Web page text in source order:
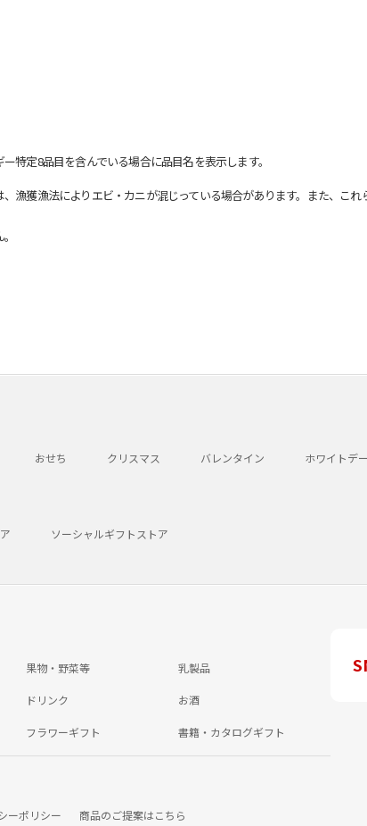
特定8品目を含んでいる場合に品目名を表示します。
獲漁法によりエビ・カニが混じっている場合があります。また、これ
おせち クリスマス バレンタイン ホワイトデー
ソーシャルギフトストア
果物・野菜等 乳製品
ドリンク お酒
フラワーギフト 書籍・カタログギフト
ーポリシー 商品のご提案はこちら